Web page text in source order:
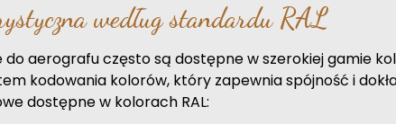
według standardu RAL
aerografu często są dostępne w szerokiej gamie
kodowania kolorów, który zapewnia spójność i
dostępne w kolorach RAL: